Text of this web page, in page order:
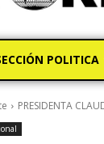
POLITICA
PRESIDENTA